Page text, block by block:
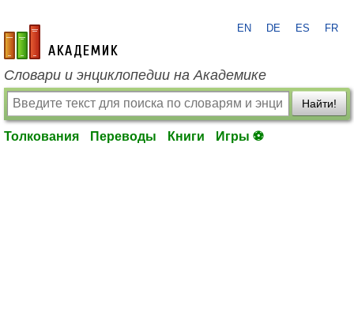
academic.ru
EN DE ES FR
Словари и энциклопедии на Академике
Найти!
Толкования Переводы Книги Игры ⚽